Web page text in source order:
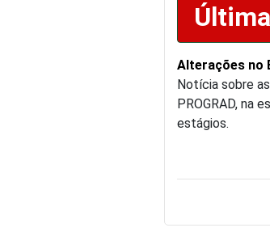
Alterações no
Notícia sobre
PROGRAD, na
estágios.